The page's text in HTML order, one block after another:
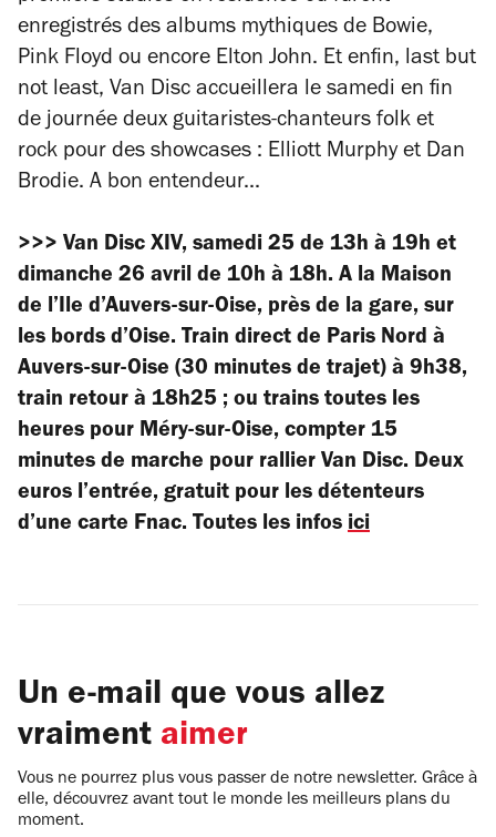
enregistrés des albums mythiques de Bowie,
Pink Floyd ou encore Elton John. Et enfin, last but
not least, Van Disc accueillera le samedi en fin
de journée deux guitaristes-chanteurs folk et
rock pour des showcases : Elliott Murphy et Dan
Brodie. A bon entendeur...
>>> Van Disc XIV, samedi 25 de 13h à 19h et
dimanche 26 avril de 10h à 18h. A la Maison
de l’Ile d’Auvers-sur-Oise, près de la gare, sur
les bords d’Oise. Train direct de Paris Nord à
Auvers-sur-Oise (30 minutes de trajet) à 9h38,
train retour à 18h25 ; ou trains toutes les
heures pour Méry-sur-Oise, compter 15
minutes de marche pour rallier Van Disc. Deux
euros l’entrée, gratuit pour les détenteurs
d’une carte Fnac. Toutes les infos ici
Un e-mail que vous allez
vraiment aimer
Vous ne pourrez plus vous passer de notre newsletter. Grâce à
elle, découvrez avant tout le monde les meilleurs plans du
moment.